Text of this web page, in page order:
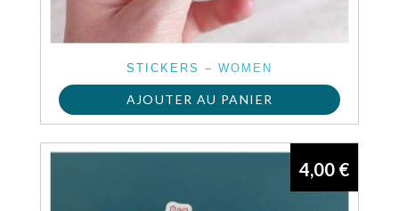
STICKERS – WOMEN
AJOUTER AU PANIER
4,00 €